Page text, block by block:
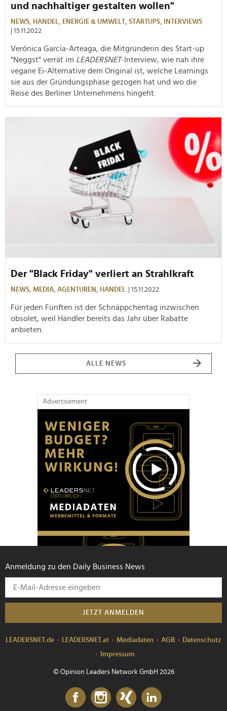
und nachhaltiger gestalten wollen"
NEWS, HANDEL, ENERGIE & UMWELT, STARTUPS,
INTERVIEWS
| 15.11.2022
Verónica García-Arteaga, die Mitgründerin des Start-up
"Neggst" verrät im LEADERSNET-Interview, wie nah ihre
vegane Ei-Alternative dem Original ist, welche Learnings
sie aus der Gründungsphase gezogen hat und wo die
Reise des Berliner Unternehmens hingeht.
Der "Black Friday" verliert an Strahlkraft
NEWS, MEDIA, AGENTUREN, HANDEL | 15.11.2022
Für jeden Fünften ist der Schnäppchentag inzwischen
obsolet, weil Händler bereits das Jahr über Rabatte
anbieten.
ALLE NEWS
Advertisement
Anmeldung zu den Daily Business News
JETZT ANMELDEN
LEADERSNET.de LEADERSNET.at Mediadaten AGB
Datenschutz
Impressum
© Opinion Leaders Network GmbH 2026